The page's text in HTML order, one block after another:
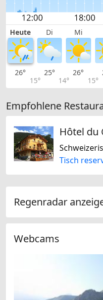
Heute Di Mi
26°
15°
25°
14°
26°
15°
Empfohlene
Hôtel du
Tisch
Regenradar
Webcams